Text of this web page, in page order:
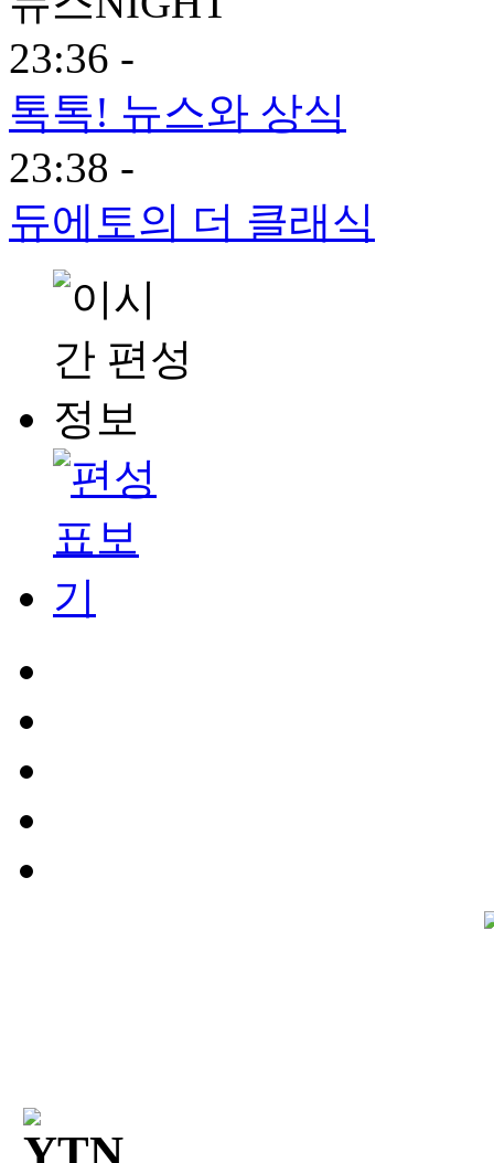
23:36 -
톡톡! 뉴스와 상식
23:38 -
듀에토의 더 클래식